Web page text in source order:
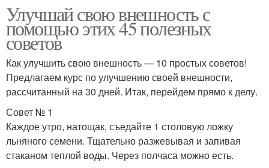
Улучшай свою внешность с
помощью этих 45 полезных
советов
Как улучшить свою внешность — 10 простых советов!
Предлагаем курс по улучшению своей внешности,
рассчитанный на 30 дней. Итак, перейдем прямо к делу.
Совет № 1
Каждое утро, натощак, съедайте 1 столовую ложку
льняного семени. Тщательно разжевывая и запивая
стаканом теплой воды. Через полчаса можно есть.